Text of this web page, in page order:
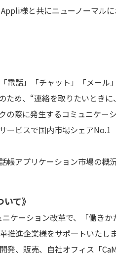
様と共にニューノーマル
電話」「チャット」「メール
ため、“連絡を取りたいとき
の際に発生するコミュニケー
ービスで国内市場シェア
アプリケーション市場の概況
て》
ケーション改革で、「働き
推進企業様をサポ―トいたし
発、販売、自社オフィス「